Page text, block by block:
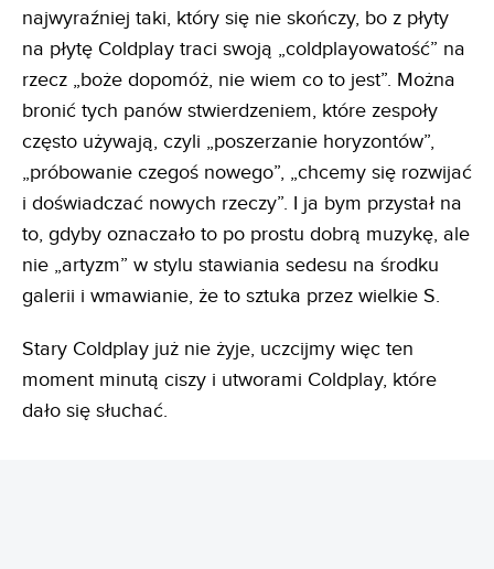
najwyraźniej taki, który się nie skończy, bo z płyty
na płytę Coldplay traci swoją „coldplayowatość” na
rzecz „boże dopomóż, nie wiem co to jest”. Można
bronić tych panów stwierdzeniem, które zespoły
często używają, czyli „poszerzanie horyzontów”,
„próbowanie czegoś nowego”, „chcemy się rozwijać
i doświadczać nowych rzeczy”. I ja bym przystał na
to, gdyby oznaczało to po prostu dobrą muzykę, ale
nie „artyzm” w stylu stawiania sedesu na środku
galerii i wmawianie, że to sztuka przez wielkie S.
Stary Coldplay już nie żyje, uczcijmy więc ten
moment minutą ciszy i utworami Coldplay, które
dało się słuchać.